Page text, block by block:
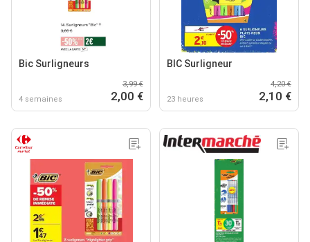
Bic Surligneurs
4 semaines
3,99 €
2,00 €
BIC Surligneur
23 heures
4,20 €
2,10 €